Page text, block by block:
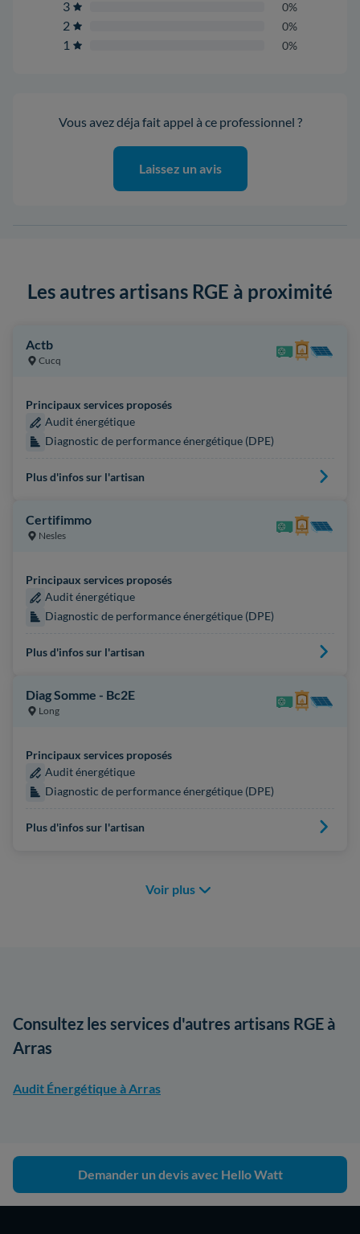
3 0%
2 0%
1 0%
Vous avez déja fait appel à ce professionnel ?
Laissez un avis
Les autres artisans RGE à proximité
Actb
Cucq
Principaux services proposés
Audit énergétique
Diagnostic de performance énergétique (DPE)
Plus d'infos sur l'artisan
Certifimmo
Nesles
Principaux services proposés
Audit énergétique
Diagnostic de performance énergétique (DPE)
Plus d'infos sur l'artisan
Diag Somme - Bc2E
Long
Principaux services proposés
Audit énergétique
Diagnostic de performance énergétique (DPE)
Plus d'infos sur l'artisan
Voir plus
Consultez les services d'autres artisans RGE à
Arras
Audit Énergétique à Arras
Demander un devis avec Hello Watt